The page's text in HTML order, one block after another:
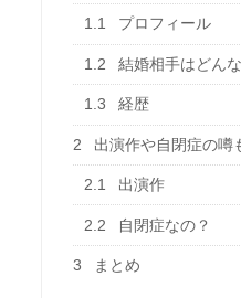
1.1 プロフィール
1.2 結婚相手はどん
1.3 経歴
2 出演作や自閉症の噂
2.1 出演作
2.2 自閉症なの？
3 まとめ